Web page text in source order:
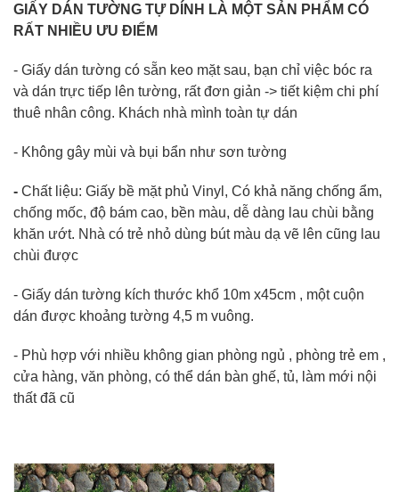
GIẤY DÁN TƯỜNG TỰ DÍNH LÀ MỘT SẢN PHẨM CÓ
RẤT NHIỀU ƯU ĐIỂM
- Giấy dán tường có sẵn keo mặt sau, bạn chỉ việc bóc ra
và dán trực tiếp lên tường, rất đơn giản -> tiết kiệm chi phí
thuê nhân công. Khách nhà mình toàn tự dán
- Không gây mùi và bụi bẩn như sơn tường
- Chất liệu: Giấy bề mặt phủ Vinyl, Có khả năng chống ẩm,
chống mốc, độ bám cao, bền màu, dễ dàng lau chùi bằng
khăn ướt. Nhà có trẻ nhỏ dùng bút màu dạ vẽ lên cũng lau
chùi được
- Giấy dán tường kích thước khổ 10m x45cm , một cuộn
dán được khoảng tường 4,5 m vuông.
- Phù hợp với nhiều không gian phòng ngủ , phòng trẻ em ,
cửa hàng, văn phòng, có thể dán bàn ghế, tủ, làm mới nội
thất đã cũ